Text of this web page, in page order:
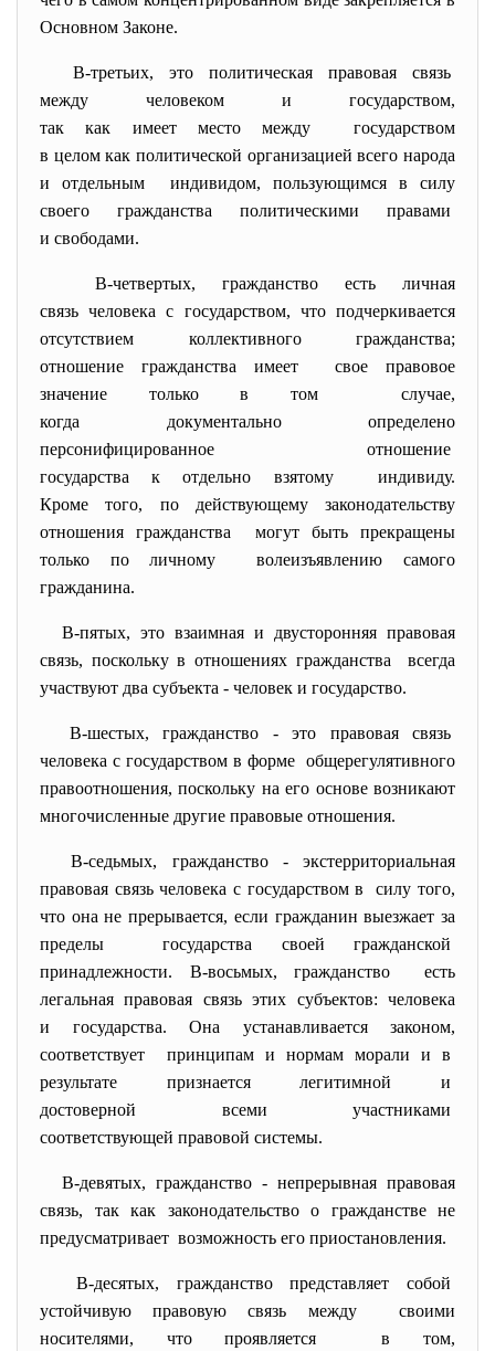
Основном Законе.
В-третьих, это политическая правовая связь
между человеком и государством,
так как имеет место между государством
в целом как политической организацией всего народа
и отдельным индивидом, пользующимся в силу
своего гражданства политическими правами
и свободами.
В-четвертых, гражданство есть личная
связь человека с государством, что подчеркивается
отсутствием коллективного гражданства;
отношение гражданства имеет свое правовое
значение только в том случае,
когда документально определено
персонифицированное отношение
государства к отдельно взятому индивиду.
Кроме того, по действующему законодательству
отношения гражданства могут быть прекращены
только по личному волеизъявлению самого
гражданина.
В-пятых, это взаимная и двусторонняя правовая
связь, поскольку в отношениях гражданства всегда
участвуют два субъекта - человек и государство.
В-шестых, гражданство - это правовая связь
человека с государством в форме общерегулятивного
правоотношения, поскольку на его основе возникают
многочисленные другие правовые отношения.
В-седьмых, гражданство - экстерриториальная
правовая связь человека с государством в силу того,
что она не прерывается, если гражданин выезжает за
пределы государства своей гражданской
принадлежности. В-восьмых, гражданство есть
легальная правовая связь этих субъектов: человека
и государства. Она устанавливается законом,
соответствует принципам и нормам морали и в
результате признается легитимной и
достоверной всеми участниками
соответствующей правовой системы.
В-девятых, гражданство - непрерывная правовая
связь, так как законодательство о гражданстве не
предусматривает возможность его приостановления.
В-десятых, гражданство представляет собой
устойчивую правовую связь между своими
носителями, что проявляется в том,